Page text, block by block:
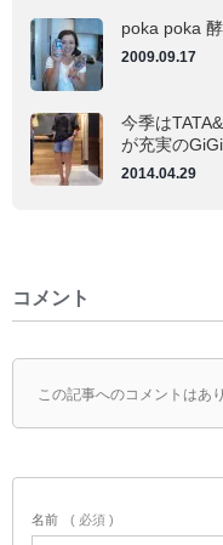
poka poka
2009.09.17
今季は
が充実のGiGi
2014.04.29
コメント
この記事へのコメントはあ
名前 ( 必須 )